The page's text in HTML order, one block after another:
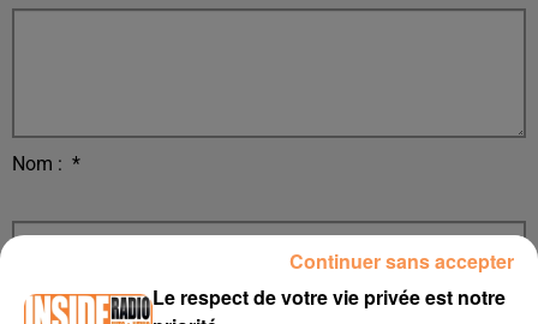
Nom : *
Le respect de votre vie privée est notre
Continuer sans accepter